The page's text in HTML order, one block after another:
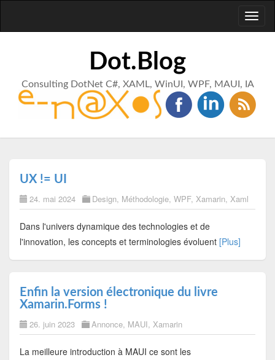
Dot.Blog
Consulting DotNet C#, XAML, WinUI, WPF, MAUI, IA
UX != UI
24. mai 2024 Design, Méthodologie, WPF, Xamarin, Xaml
Dans l'univers dynamique des technologies et de
l'innovation, les concepts et terminologies évoluent [Plus]
Enfin la version électronique du livre
Xamarin.Forms !
26. juin 2023 Annonce, MAUI, Xamarin
La meilleure introduction à MAUI ce sont les